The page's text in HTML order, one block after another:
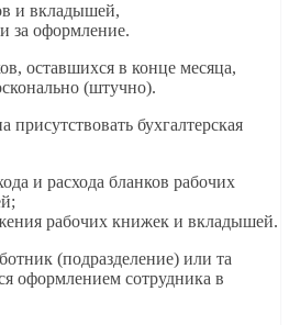
и вкладышей,
за оформление.
оставшихся в конце месяца,
(штучно).
бухгалтерская
и расхода бланков рабочих
рабочих книжек и вкладышей.
(подразделение) или та
оформлением сотрудника в